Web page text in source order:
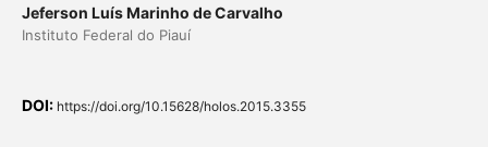
Jeferson Luís Marinho de Carvalho
Instituto Federal do Piauí
DOI: https://doi.org/10.15628/holos.2015.3355